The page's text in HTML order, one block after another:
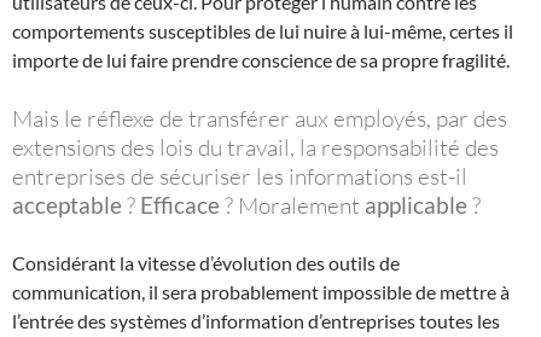
comportements susceptibles de lui nuire à lui-même, certes il
importe de lui faire prendre conscience de sa propre fragilité.
Mais le réflexe de transférer aux employés, par des
extensions des lois du travail, la responsabilité des
entreprises de sécuriser les informations est-il
acceptable ? Efficace ? Moralement applicable ?
Considérant la vitesse d’évolution des outils de
communication, il sera probablement impossible de mettre à
l’entrée des systèmes d’information d’entreprises toutes les